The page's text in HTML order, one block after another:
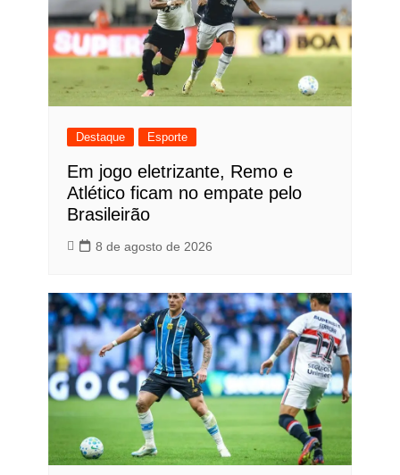
Destaque Esporte
Em jogo eletrizante, Remo e
Atlético ficam no empate pelo
Brasileirão
8 de agosto de 2026